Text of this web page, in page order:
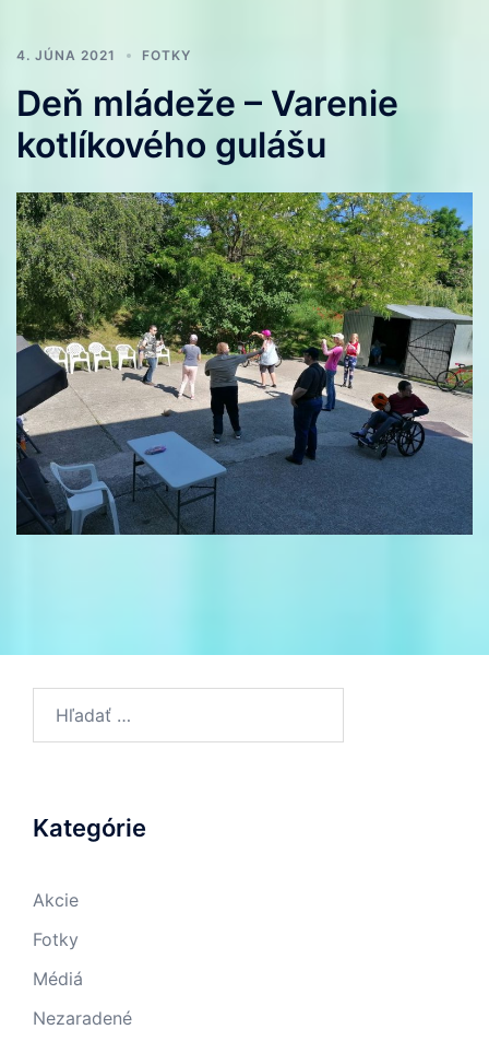
4. JÚNA 2021 FOTKY
Deň mládeže – Varenie
kotlíkového gulášu
Kategórie
Akcie
Fotky
Médiá
Nezaradené